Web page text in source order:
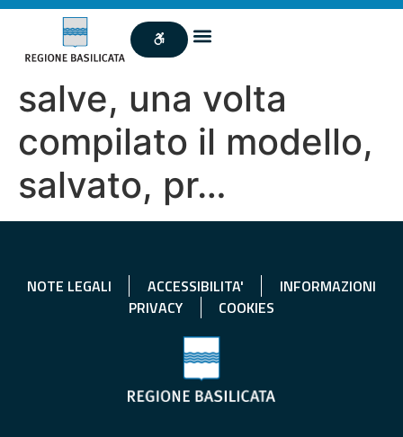
salve, una volta
compilato il modello,
salvato, pr…
NOTE LEGALI ACCESSIBILITA'
INFORMAZIONI
PRIVACY
COOKIES